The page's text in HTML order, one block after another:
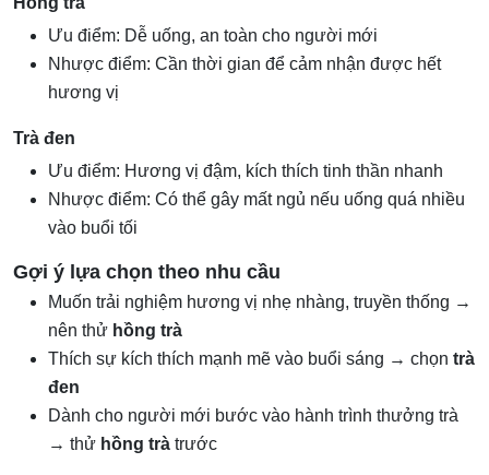
Ưu điểm: Dễ uống, an toàn cho người mới
Nhược điểm: Cần thời gian để cảm nhận được hết
hương vị
Trà đen
Ưu điểm: Hương vị đậm, kích thích tinh thần nhanh
Nhược điểm: Có thể gây mất ngủ nếu uống quá nhiều
vào buổi tối
Gợi ý lựa chọn theo nhu cầu
Muốn trải nghiệm hương vị nhẹ nhàng, truyền thống →
nên thử hồng trà
Thích sự kích thích mạnh mẽ vào buổi sáng → chọn trà
đen
Dành cho người mới bước vào hành trình thưởng trà
→ thử hồng trà trước